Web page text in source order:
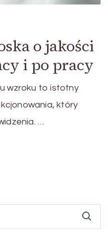
o jakości
i po pracy
wzroku to istotny
który
…